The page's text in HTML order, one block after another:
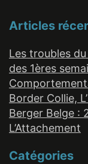
Articles
Les troubles
des 1ères
Border Collie,
Berger Belge :
L’Attachement
Catégories